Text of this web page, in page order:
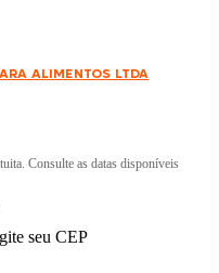
ALIMENTOS LTDA
Consulte as datas disponíveis
seu CEP